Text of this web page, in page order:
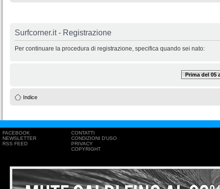
Surfcorner.it - Registrazione
Per continuare la procedura di registrazione, specifica quando sei nato:
Prima del 05
Indice
FACEBOOK
NEWSLETTER
RSS FEED
CONTATTI
CONDIZIONI D'USO
PRIVACY
COPYRIGHT